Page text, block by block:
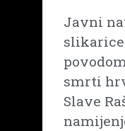
Javni
slikarice
smrti
Slave